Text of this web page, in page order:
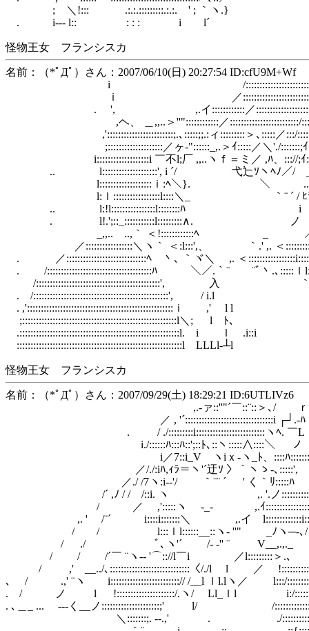
; ＼!::: .:.:.:::::::::.:.:. ' ; ｀ヽ.}
. i‐‐- l:: : : : i l´
怪物王女 フランシスカ
名前：（*ﾟДﾟ）さん：2007/06/10(日) 20:27:54 ID:cfU9M+Wf
i /
ｉ ／
. ', ,.イ::::::::::::／
,ヘ、 ＿,,..＞''"::::::::::::／:::::::::::::::::::::::::/
,'::::::::::::::::::::::::;.､:::::;;.:ィ:::::::::＞､:::::／:::/
;::::::::::::::::::::／ヶ‐"::::::_,.＞ｲ:::::／＼'./:::::::;ｲ
i:::::::::::::::::::i ￣不l;厂 ,,..ヽｆ＝ミ／ ,ﾊ、::://;ｲ::/
.. l::::::::::::::::::::', i ´/ 弋辷ｿヽﾍﾉ／/ _ﾊ
l:::::::::::::::::::ｉ:ﾍ＼}. ＼ ..＞斥//
l:ｌ:::::::::::::::::l::::＼_ ｀¨ ´ / ﾋﾗヽ
.. l:!l::::::::::::::::l::::::::ﾊ i ｀ｰ
. l!.';::_:::::::::::l:::::::::∧. ノ ./
_,,.. ..,｀ ＜!::::::::::::ﾍ _ ／
／:::::::::::::::::＼ヽ｀ ＜:l:::',、 ｀.' ,. ＜
. ／:::::::::::::::::::::::::::::ﾍ 丶､ ｀ヾ＼ ,. ＜
. /::::::::::::::::::::::::::::::::::::::ﾊ ＼／.｀¨ ¨ﾞ丶.､:::::ｌ
/:::::::::::::::::::::::::::::::::::::::::::::', 入 ｀
. /:::::::::::::::::::::::::::::::::::::::::::::::::', / i.l
. ,':::::::::::::::::::::::::::::::::::::::::::::::::::::ｉ ,' l l
;::::::::::::::::::::::::::::::::::::::::::::::::::::::::l＼; l ﾄ､
.::::::::::::::::::::::::::::::::::::::::::::::::::::::::::l. i ｌ .i::i
::::::::::::::::::::::::::::::::::::::::::::::::::::::::::::l LLLl-┴l
怪物王女 フランシスカ
名前：（*ﾟДﾟ）さん：2007/09/29(土) 18:29:21 ID:6UTLIVz6
,.-ァ::''"´￣::¨::＞､/ ｒ
／ , '´::::::::::::::::::::::::::::::::i ┌┘.‐ﾊ
. / ./:::::::::i:::::::::::::::::::::::::ヽﾍ. ￣L
i./::::::ﾊ:::ﾊ::';::ﾄ､::ヽ:::::∧::::＼ ノ
i／7::i_V ヽiｘ‐ヽ_ﾄ、::::ﾊ:::::::
／/./:iﾊ,ｨﾗ＝ヽ'´迂ｿ 〉｀ヽゝ-､:::::',
／./ /7ヽ:i--'/ ｀¨¨ ´ ' く｀ﾘ:::::ﾊ
/´ ,ﾉ / / /::i. ヽ ,. '.ノ::::::::::
/ ／ ,':::::ヽ -_- ,.ｲ
,. ' /¨´ i::::i:::::::＼ ,.イ l:::::::::::::i::::
/ / l:::ｌl::::::__::ヽ- ''" _ﾉヽ─-､
/ ./ ﾞ､ヽ'´ /- ‐'' ¨ V__,.,._
/ / /´￣ ¨ヽ-‐ '⌒:://l￣i ／l:::::::::＞.､
/ ,' __../､:::::::::::::::::::::::::::::〈/./l l ／
､ / .,' ¨ヽ i:::::::::::::::::::::::::// /__l ｌl.lヽ／ l:::/
. / ノ l !:::::::::::::::::::::/.ヽ/ Ll_ｌl i:/
. ､＿_ ... --‐く__ノ:::::::::::::::::::::;' l/ /
＼:::::::;. -‐.,' . ./